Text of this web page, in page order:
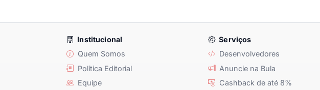
Institucional
Quem Somos
Política Editorial
Equipe
Serviços
Desenvolvedores
Anuncie na Bula
Cashback de até 8%